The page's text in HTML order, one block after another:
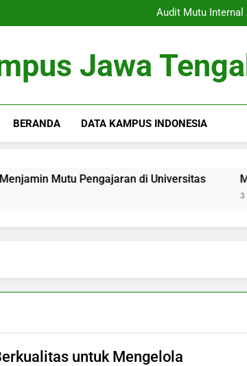
Audit Mutu Internal
Manajemen Dokumen
Audit Mutu
Manajemen Dokumen
Jawa
BERANDA DATA KAMPUS INDONESIA
Mutu Pengajaran di Universitas
3 Months
untuk Mengelola